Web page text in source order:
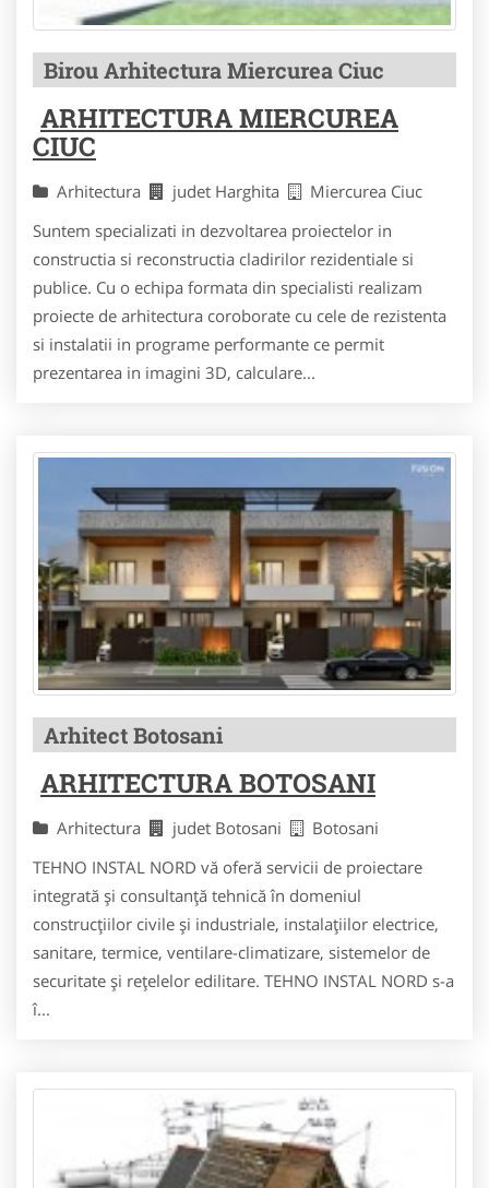
Birou Arhitectura Miercurea Ciuc
ARHITECTURA MIERCUREA
CIUC
Arhitectura judet Harghita
Miercurea Ciuc
Suntem specializati in dezvoltarea proiectelor in
constructia si reconstructia cladirilor rezidentiale si
publice. Cu o echipa formata din specialisti realizam
proiecte de arhitectura coroborate cu cele de rezistenta
si instalatii in programe performante ce permit
prezentarea in imagini 3D, calculare...
Arhitect Botosani
ARHITECTURA BOTOSANI
Arhitectura judet Botosani
Botosani
TEHNO INSTAL NORD vă oferă servicii de proiectare
integrată şi consultanţă tehnică în domeniul
construcţiilor civile şi industriale, instalaţiilor electrice,
sanitare, termice, ventilare-climatizare, sistemelor de
securitate şi reţelelor edilitare. TEHNO INSTAL NORD s-a
î...